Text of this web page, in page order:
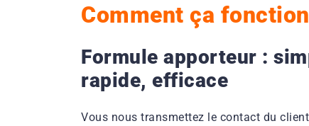
Comment ça
Formule apporteur :
rapide, efficace
Vous nous transmettez le contact du